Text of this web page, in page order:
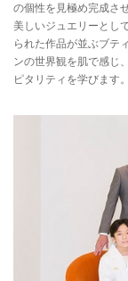
の個性を見極め完成さ
美しいジュエリーとし
られた作品が並ぶブテ
ンの世界観を肌で感じ
ピタリティを学びます。